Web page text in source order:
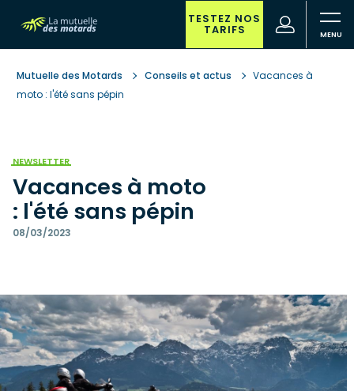
contenu
principal recherche
TESTEZ NOS
TARIFS
(nouvelle
fenêtre)
Mutuelle des Motards Conseils et actus
Vacances à
moto : l'été sans pépin
NEWSLETTER
Vacances à moto
: l'été sans pépin
08/03/2023